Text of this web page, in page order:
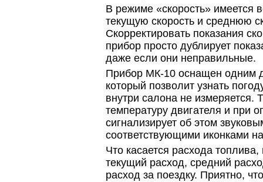
В режиме «скорость» имеется
текущую скорость и среднюю
Скорректировать показания
прибор просто дублирует
даже если они неправильные.
Прибор МК-10 оснащен одним
который позволит узнать
внутри салона не измеряется.
температуру двигателя и при
сигнализирует об этом
соответствующими иконками
Что касается расхода
текущий расход, средний
расход за поездку. Приятно,